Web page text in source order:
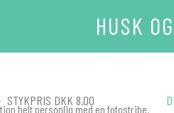
HUSK
STYKPRIS DKK 8.00
helt personlig med en fotostribe.